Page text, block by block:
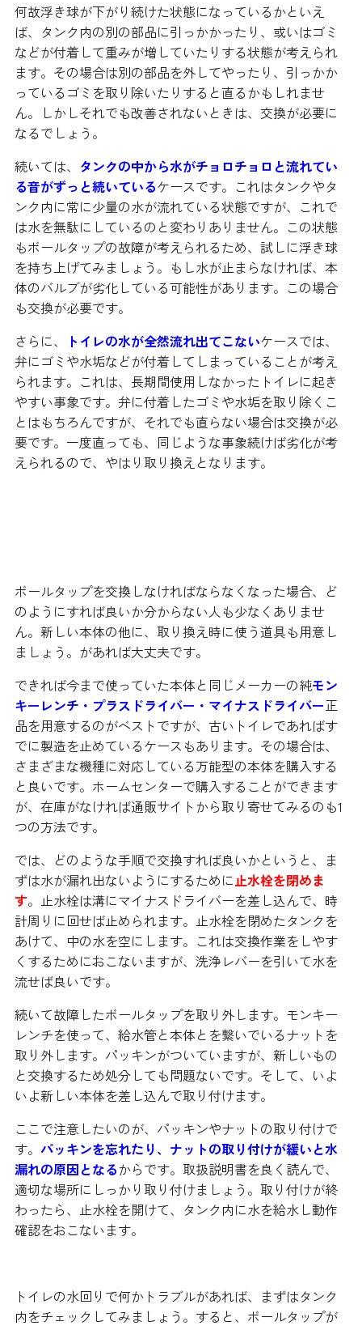
何故浮き球が下がり続けた状態になっているかといえ
ば、タンク内の別の部品に引っかかったり、或いはゴミ
などが付着して重みが増していたりする状態が考えられ
ます。その場合は別の部品を外してやったり、引っかか
っているゴミを取り除いたりすると直るかもしれませ
ん。しかしそれでも改善されないときは、交換が必要に
なるでしょう。
続いては、 タンクの中から水がチョロチョロと流れてい
る音がずっと続いているケースです。これはタンクやタ
ンク内に常に少量の水が流れている状態ですが、これで
は水を無駄にしているのと変わりありません。この状態
もボールタップの故障が考えられるため、試しに浮き球
を持ち上げてみましょう。もし水が止まらなければ、本
体のバルブが劣化している可能性があります。この場合
も交換が必要です。
さらに、
トイレの水が全然流れ出てこないケースでは、
弁にゴミや水垢などが付着してしまっていることが考え
られます。これは、長期間使用しなかったトイレに起き
やすい事象です。弁に付着したゴミや水垢を取り除くこ
とはもちろんですが、それでも直らない場合は交換が必
要です。一度直っても、同じような事象続けば劣化が考
えられるので、やはり取り換えとなります。
ボールタップを交換しなければならなくなった場合、ど
のようにすれば良いか分からない人も少なくありませ
ん。新しい本体の他に、取り換え時に使う道具も用意し
ましょう。があれば大丈夫です。
できれば今まで使っていた本体と同じメーカーの純モン
キーレンチ・プラスドライバー・マイナスドライバー正
品を用意するのがベストですが、古いトイレであればす
でに製造を止めているケースもあります。その場合は、
さまざまな機種に対応している万能型の本体を購入する
と良いです。ホームセンターで購入することができます
が、在庫がなければ通販サイトから取り寄せてみるのも1
つの方法です。
では、どのような手順で交換すれば良いかというと、ま
ずは水が漏れ出ないようにするために止水栓を閉めま
す。止水栓は溝にマイナスドライバーを差し込んで、時
計周りに回せば止められます。止水栓を閉めたタンクを
あけて、中の水を空にします。これは交換作業をしやす
くするためにおこないますが、洗浄レバーを引いて水を
流せば良いです。
続いて故障したボールタップを取り外します。モンキー
レンチを使って、給水管と本体とを繋いでいるナットを
取り外します。パッキンがついていますが、新しいもの
と交換するため処分しても問題ないです。そして、いよ
いよ新しい本体を差し込んで取り付けます。
ここで注意したいのが、パッキンやナットの取り付けで
す。 パッキンを忘れたり、ナットの取り付けが緩いと水
漏れの原因となるからです。取扱説明書を良く読んで、
適切な場所にしっかり取り付けましょう。取り付けが終
わったら、止水栓を開けて、タンク内に水を給水し動作
確認をおこないます。
トイレの水回りで何かトラブルがあれば、まずはタンク
内をチェックしてみましょう。すると、ボールタップが